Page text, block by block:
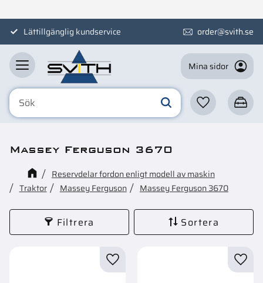
MenyLättillgänglig kundservice order@svith.se
Mina sidor
Favoriter
Massey Ferguson 3670
Reservdelar fordon enligt modell av maskin
Traktor
Massey Ferguson Massey Ferguson 3670
Filtrera Sortera
Lägg till i favoriter